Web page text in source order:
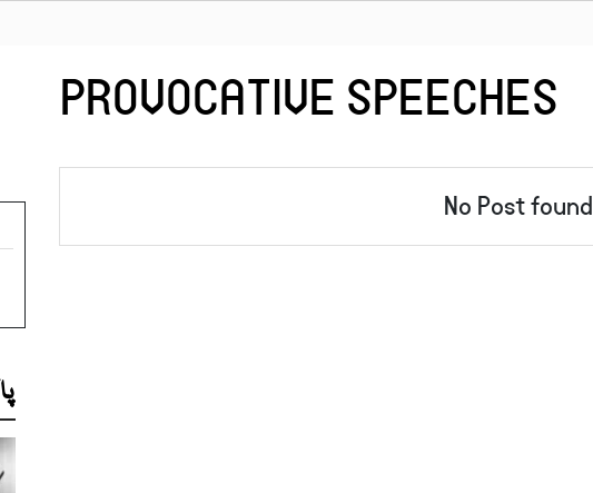
PROVOCATIVE SPEECHES
No Post found